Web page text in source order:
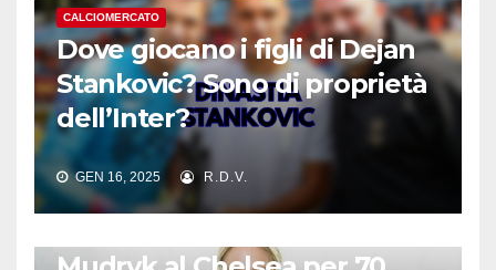
CALCIOMERCATO
Dove giocano i figli di Dejan
Stankovic? Sono di proprietà
dell’Inter?
GEN 16, 2025 R.D.V.